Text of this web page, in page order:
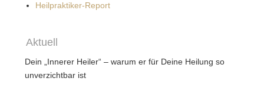
Heilpraktiker-Report
Aktuell
Dein „Innerer Heiler“ – warum er für Deine Heilung so
unverzichtbar ist